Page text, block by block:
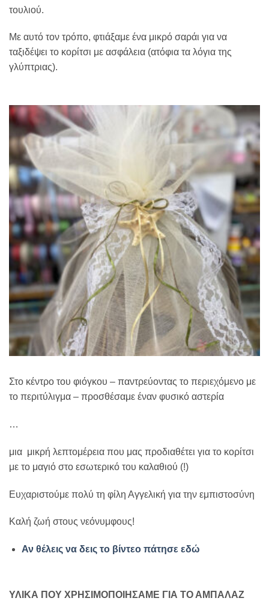
τουλιού.
Με αυτό τον τρόπο, φτιάξαμε ένα μικρό σαράι για να
ταξιδέψει το κορίτσι με ασφάλεια (ατόφια τα λόγια της
γλύπτριας).
Στο κέντρο του φιόγκου – παντρεύοντας το περιεχόμενο με
το περιτύλιγμα – προσθέσαμε έναν φυσικό αστερία
…
μια μικρή λεπτομέρεια που μας προδιαθέτει για το κορίτσι
με το μαγιό στο εσωτερικό του καλαθιού (!)
Ευχαριστούμε πολύ τη φίλη Αγγελική για την εμπιστοσύνη
Καλή ζωή στους νεόνυμφους!
Αν θέλεις να δεις το βίντεο πάτησε εδώ
ΥΛΙΚΆ ΠΟΥ ΧΡΗΣΙΜΟΠΟΙΉΣΑΜΕ ΓΙΑ ΤΟ ΑΜΠΑΛΑΖ